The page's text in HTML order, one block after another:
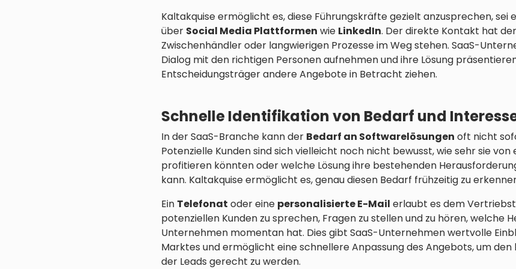
Kaltakquise ermöglicht es, diese Führungskräfte gezielt anzusprechen, sei
über Social Media Plattformen wie LinkedIn. Der direkte Kontakt hat
Zwischenhändler oder langwierigen Prozesse im Weg stehen. SaaS-
Dialog mit den richtigen Personen aufnehmen und ihre Lösung
Entscheidungsträger andere Angebote in Betracht ziehen.
Schnelle Identifikation von Bedarf und
In der SaaS-Branche kann der Bedarf an Softwarelösungen oft nicht
Potenzielle Kunden sind sich vielleicht noch nicht bewusst, wie sehr sie
profitieren könnten oder welche Lösung ihre bestehenden
kann. Kaltakquise ermöglicht es, genau diesen Bedarf frühzeitig zu
Ein Telefonat oder eine personalisierte E-Mail erlaubt es dem
potenziellen Kunden zu sprechen, Fragen zu stellen und zu hören, welche
Unternehmen momentan hat. Dies gibt SaaS-Unternehmen wertvolle
Marktes und ermöglicht eine schnellere Anpassung des Angebots, um
der Leads gerecht zu werden.